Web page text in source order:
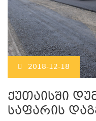
2018-12-18
ქუთაისში
საფარის